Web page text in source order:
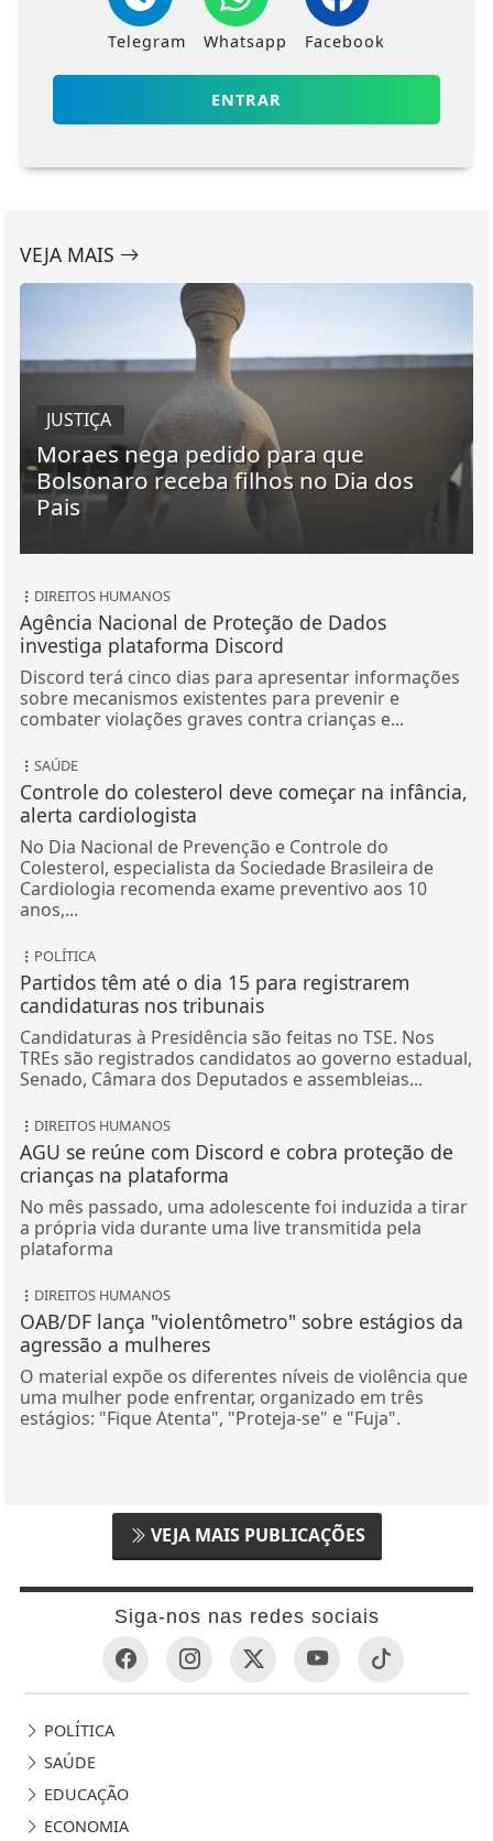
Telegram Whatsapp Facebook
ENTRAR
VEJA MAIS
JUSTIÇA
Moraes nega pedido para que
Bolsonaro receba filhos no Dia dos
Pais
DIREITOS HUMANOS
Agência Nacional de Proteção de Dados
investiga plataforma Discord
Discord terá cinco dias para apresentar informações
sobre mecanismos existentes para prevenir e
combater violações graves contra crianças e...
SAÚDE
Controle do colesterol deve começar na infância,
alerta cardiologista
No Dia Nacional de Prevenção e Controle do
Colesterol, especialista da Sociedade Brasileira de
Cardiologia recomenda exame preventivo aos 10
anos,...
POLÍTICA
Partidos têm até o dia 15 para registrarem
candidaturas nos tribunais
Candidaturas à Presidência são feitas no TSE. Nos
TREs são registrados candidatos ao governo estadual,
Senado, Câmara dos Deputados e assembleias...
DIREITOS HUMANOS
AGU se reúne com Discord e cobra proteção de
crianças na plataforma
No mês passado, uma adolescente foi induzida a tirar
a própria vida durante uma live transmitida pela
plataforma
DIREITOS HUMANOS
OAB/DF lança "violentômetro" sobre estágios da
agressão a mulheres
O material expõe os diferentes níveis de violência que
uma mulher pode enfrentar, organizado em três
estágios: "Fique Atenta", "Proteja-se" e "Fuja".
VEJA MAIS PUBLICAÇÕES
Siga-nos nas redes sociais
POLÍTICA
SAÚDE
EDUCAÇÃO
ECONOMIA